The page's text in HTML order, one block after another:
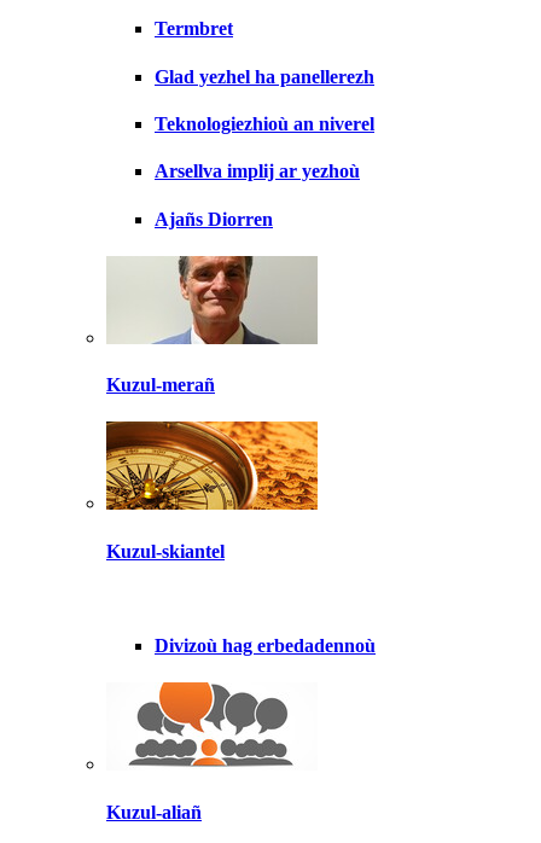
Termbret
Glad yezhel ha panellerezh
Teknologiezhioù an niverel
Arsellva implij ar yezhoù
Ajañs Diorren
Kuzul-merañ
Kuzul-skiantel
Divizoù hag erbedadennoù
Kuzul-aliañ